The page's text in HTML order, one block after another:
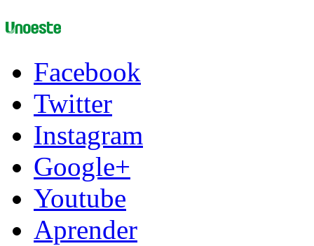
Facebook
Twitter
Instagram
Google+
Youtube
Aprender